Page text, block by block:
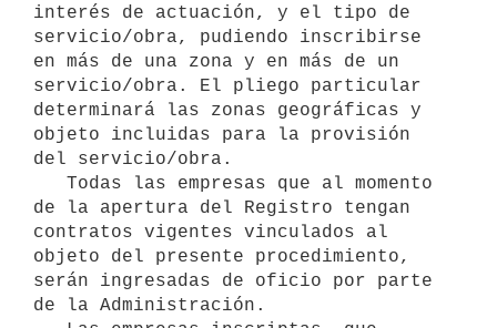
interés de actuación, y el tipo de
servicio/obra, pudiendo inscribirse
en más de una zona y en más de un
servicio/obra. El pliego particular
determinará las zonas geográficas y
objeto incluidas para la provisión
del servicio/obra.
de la apertura del Registro tengan
contratos vigentes vinculados al
objeto del presente procedimiento,
serán ingresadas de oficio por parte
de la Administración.